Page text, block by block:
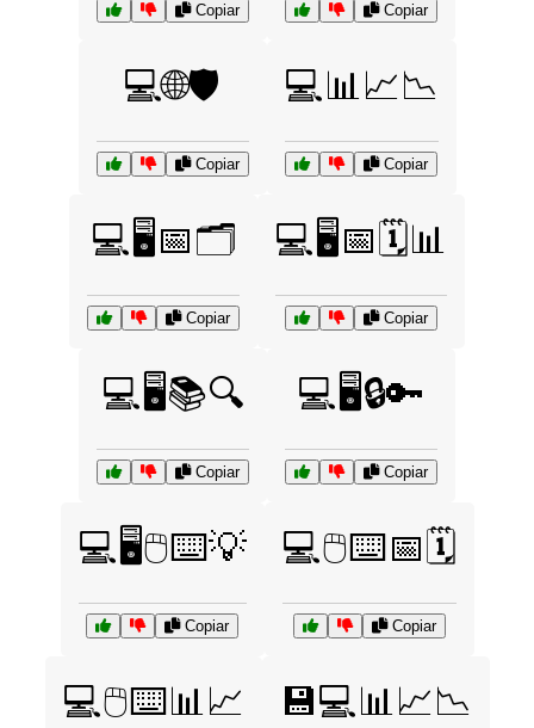
Copiar Copiar
💻🌐🛡️
Copiar
💻📊📈📉
Copiar
💻🖥️📅🗂️
Copiar
💻🖥️📅🗓️📊
Copiar
💻🖥️📚🔍
Copiar
💻🖥️🔒🔑
Copiar
💻🖥️🖱️⌨️💡
Copiar
💻🖱️⌨️📅🗓️
Copiar
💻🖱️⌨️📊📈 💾💻📊📈📉